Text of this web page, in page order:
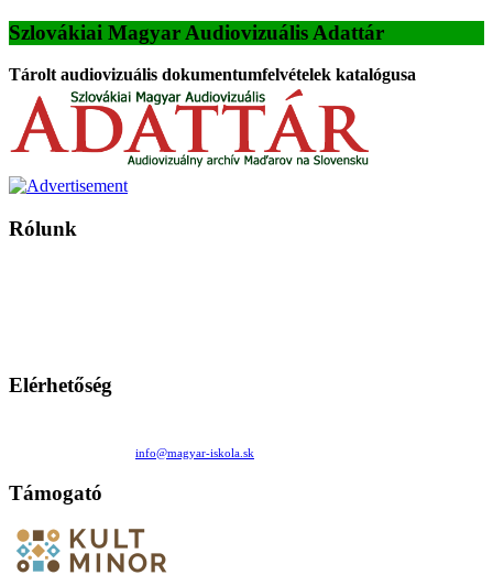
Szlovákiai Magyar Audiovizuális Adattár
Tárolt audiovizuális dokumentumfelvételek katalógusa
Rólunk
Elérhetőség
info@magyar-iskola.sk
Támogató